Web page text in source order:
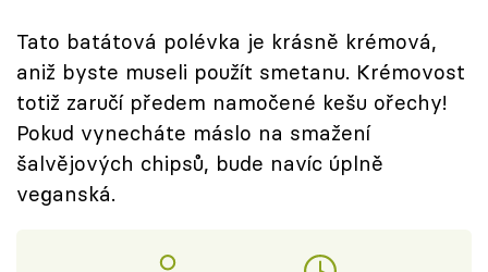
Těhotnej kuchař
Sledujte prima+
Přihlášení
Tato batátová polévka je krásně krémová,
aniž byste museli použít smetanu. Krémovost
totiž zaručí předem namočené kešu ořechy!
Pokud vynecháte máslo na smažení
šalvějových chipsů, bude navíc úplně
veganská.